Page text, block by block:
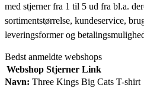
med stjerner fra 1 til 5 ud fra bl.a.
sortimentstørrelse, kundeservice,
leveringsformer og
Bedst anmeldte webshops
Webshop Stjerner Link
Navn: Three Kings Big Cats T-shirt